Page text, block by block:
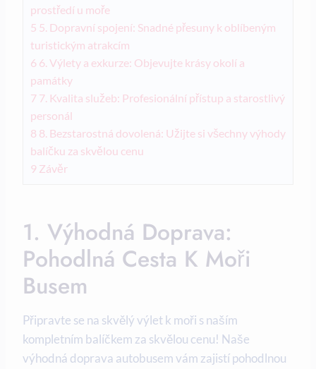
prostředí u ⁢moře
5 5. Dopravní ‍spojení: ‌Snadné přesuny k‌ oblíbeným
turistickým atrakcím
6 6. ‌Výlety‍ a​ exkurze: ‍Objevujte krásy okolí a‌
památky
7 7. Kvalita služeb: Profesionální⁣ přístup​ a starostlivý
personál
8 8. ⁤Bezstarostná dovolená: Užijte si všechny výhody
balíčku ⁣za skvělou cenu
9 Závěr
1. Výhodná Doprava:
Pohodlná Cesta K Moři
Busem
Připravte se na skvělý​ výlet k‍ moři s naším⁢
kompletním balíčkem za skvělou cenu! Naše
výhodná doprava autobusem vám zajistí ⁢pohodlnou